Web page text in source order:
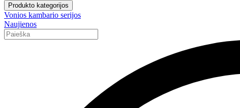
Produkto kategorijos
Vonios kambario serijos
Naujienos